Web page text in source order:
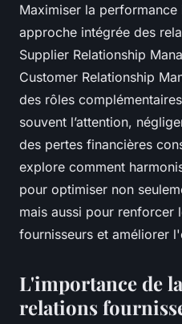
Maximiser la
approche intégrée des
Supplier Relationship
Customer Relationship
des rôles
souvent l’attention,
des pertes financières
explore comment
pour optimiser non
mais aussi pour renforcer
fournisseurs et améliorer
L'importance de
relations